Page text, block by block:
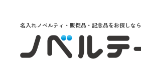
名入れノベルティ・販促品・記念品をお探しなら